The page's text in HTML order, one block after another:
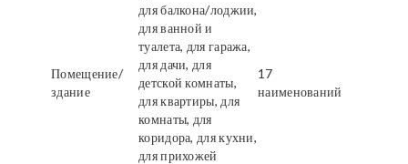
Помещение/
здание
для балкона/лоджии,
для ванной и
туалета, для гаража,
для дачи, для
детской комнаты,
для квартиры, для
комнаты, для
коридора, для кухни,
для прихожей
17
наименований